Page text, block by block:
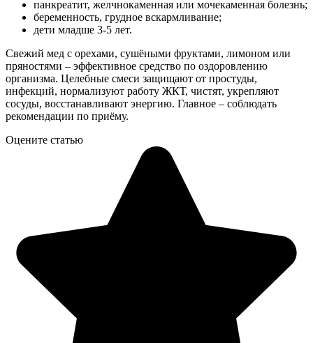
панкреатит, желчнокаменная или мочекаменная болезнь;
беременность, грудное вскармливание;
дети младше 3-5 лет.
Свежий мед с орехами, сушёными фруктами, лимоном или
пряностями – эффективное средство по оздоровлению
организма. Целебные смеси защищают от простуды,
инфекций, нормализуют работу ЖКТ, чистят, укрепляют
сосуды, восстанавливают энергию. Главное – соблюдать
рекомендации по приёму.
Оцените статью